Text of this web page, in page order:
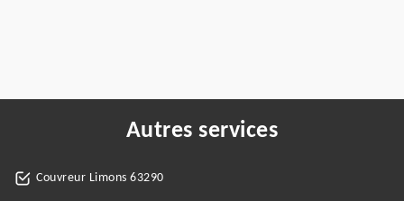
Autres services
Couvreur Limons 63290